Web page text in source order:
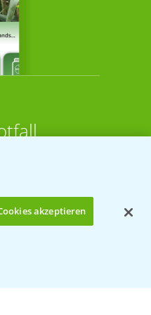
30-20220
akzeptieren